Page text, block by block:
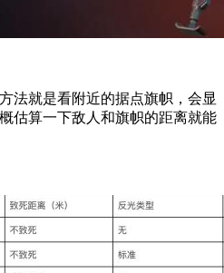
就是看附近的据点旗帜，会显
估算一下敌人和旗帜的距离就能